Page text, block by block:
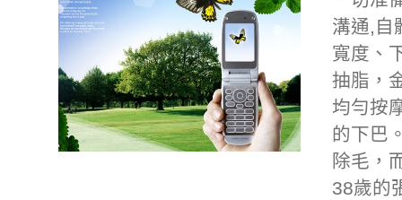
溝通, 自
寬度、
抽脂 ，
均勻按
的下巴
除毛 ，
38歲的